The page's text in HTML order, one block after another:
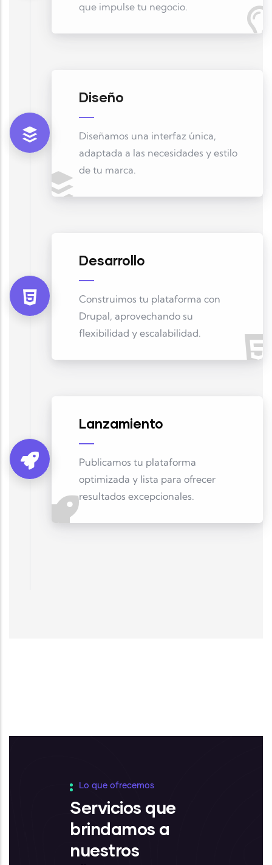
que impulse tu negocio.
Diseño
Diseñamos una interfaz única,
adaptada a las necesidades y estilo
de tu marca.
Desarrollo
Construimos tu plataforma con
Drupal, aprovechando su
flexibilidad y escalabilidad.
Lanzamiento
Publicamos tu plataforma
optimizada y lista para ofrecer
resultados excepcionales.
Lo que ofrecemos
Servicios que
brindamos a
nuestros